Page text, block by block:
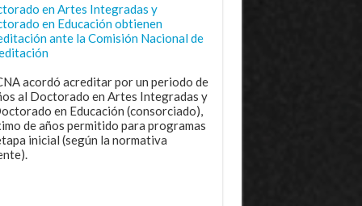
en Artes Integradas y
en Educación obtienen
ante la Comisión Nacional de
acordó acreditar por un periodo de
al Doctorado en Artes Integradas y
en Educación (consorciado),
de años permitido para programas
inicial (según la normativa